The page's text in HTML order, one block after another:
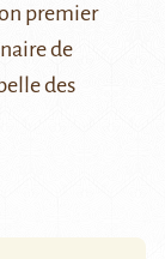
premier
de
des